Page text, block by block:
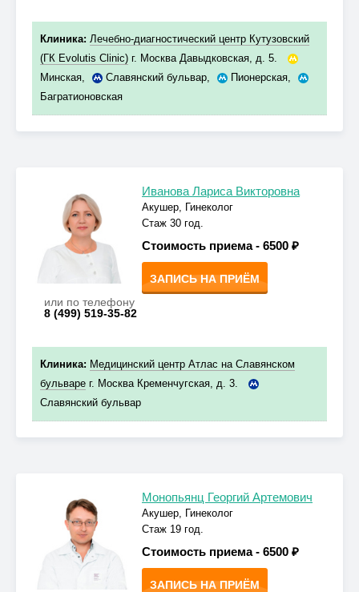
Клиника: Лечебно-диагностический центр Кутузовский
(ГК Evolutis Clinic) г. Москва Давыдковская, д. 5.
Минская, Славянский бульвар, Пионерская,
Багратионовская
Иванова Лариса Викторовна
Акушер, Гинеколог
Стаж 30 год.
Стоимость приема - 6500 ₽
ЗАПИСЬ НА ПРИЁМ
или по телефону
8 (499) 519-35-82
Клиника: Медицинский центр Атлас на Славянском
бульваре г. Москва Кременчугская, д. 3.
Славянский бульвар
Монопьянц Георгий Артемович
Акушер, Гинеколог
Стаж 19 год.
Стоимость приема - 6500 ₽
ЗАПИСЬ НА ПРИЁМ